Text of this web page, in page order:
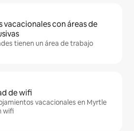
con áreas de
tienen un área de trabajo
de wifi
vacacionales en Myrtle
wifi